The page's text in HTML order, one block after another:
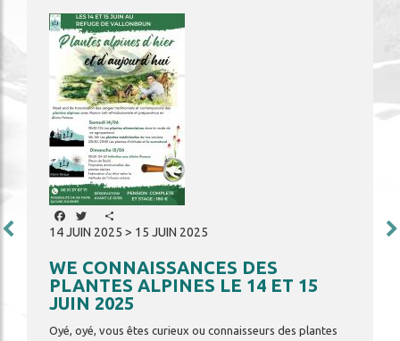
Image
Facebook
Twitter
14 JUIN 2025 > 15 JUIN 2025
WE CONNAISSANCES DES
PLANTES ALPINES LE 14 ET 15
JUIN 2025
Oyé, oyé, vous êtes curieux ou connaisseurs des plantes